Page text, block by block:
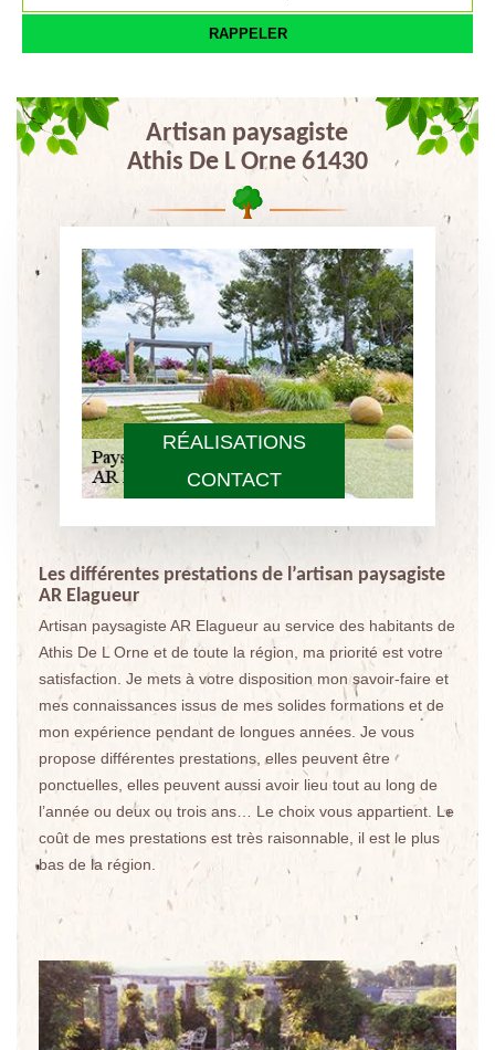
RÉALISATIONS
CONTACT
Artisan paysagiste
Athis De L Orne 61430
Les différentes prestations de l’artisan paysagiste
AR Elagueur
Artisan paysagiste AR Elagueur au service des habitants de
Athis De L Orne et de toute la région, ma priorité est votre
satisfaction. Je mets à votre disposition mon savoir-faire et
mes connaissances issus de mes solides formations et de
mon expérience pendant de longues années. Je vous
propose différentes prestations, elles peuvent être
ponctuelles, elles peuvent aussi avoir lieu tout au long de
l’année ou deux ou trois ans… Le choix vous appartient. Le
coût de mes prestations est très raisonnable, il est le plus
bas de la région.